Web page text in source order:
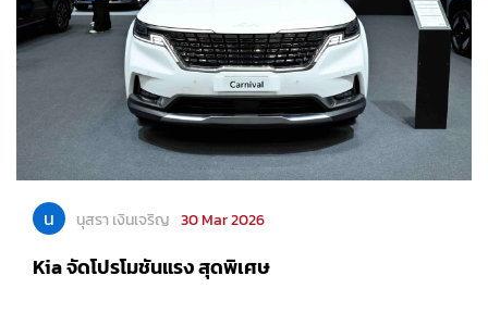
น นุสรา เงินเจริญ 30 Mar 2026
Kia จัดโปรโมชันแรง สุดพิเศษ